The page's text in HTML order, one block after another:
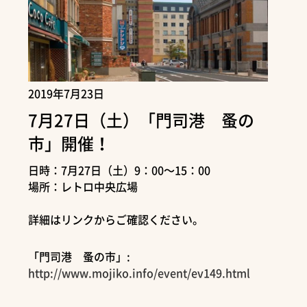
2019年7月23日
7月27日（土）「門司港 蚤の
市」開催！
日時：7月27日（土）9：00～15：00
場所：レトロ中央広場
詳細はリンクからご確認ください。
「門司港 蚤の市」:
http://www.mojiko.info/event/ev149.html